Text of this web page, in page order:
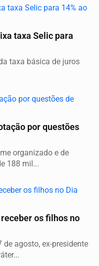
taxa Selic para
taxa básica de juros
por questões
organizado e de
188 mil...
os filhos no
de agosto, ex-presidente